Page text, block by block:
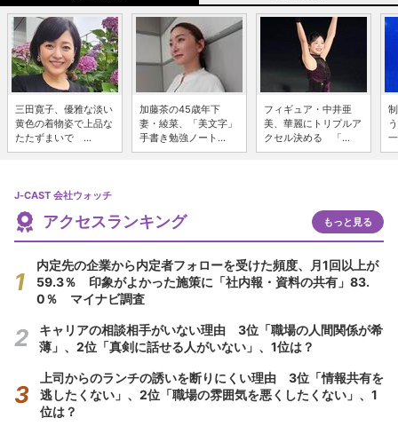
三田寛子、優雅な淡い
黄色の着物姿で上品な
たたずまいで ...
加藤茶の45歳年下
妻・綾菜、「美文字」
手書き勉強ノート...
フィギュア・中井亜
美、華麗にトリプルア
クセル決める 「...
J-CAST 会社ウォッチ
アクセスランキング もっと見る
内定先の企業から内定者フォローを受けた頻度、月1回以上が
59.3％ 印象がよかった施策に「社内報・資料の共有」83.
0％ マイナビ調査
キャリアの相談相手がいない理由 3位「職場の人間関係が希
薄」、2位「真剣に話せる人がいない」、1位は？
上司からのランチの誘いを断りにくい理由 3位「情報共有を
逃したくない」、2位「職場の雰囲気を悪くしたくない」、1
位は？